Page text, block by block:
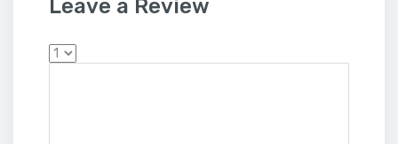
Leave a Review